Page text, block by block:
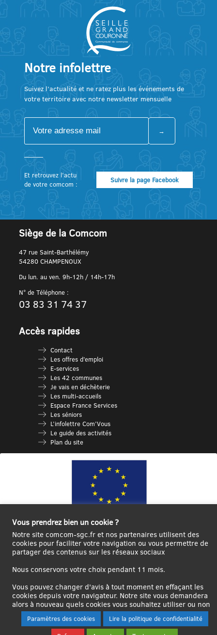
Notre infolettre
Suivez l’actualité et ne ratez plus les événements de
votre territoire avec notre newsletter mensuelle
Et retrouvez l’actu
de votre comcom :
Suivre la page Facebook
Siège de la Comcom
47 rue Saint-Barthélémy
54280 CHAMPENOUX
Du lun. au ven. 9h-12h / 14h-17h
N° de Téléphone :
03 83 31 74 37
Accès rapides
Contact
Les offres d’emploi
E-services
Les 42 communes
Je vais en déchèterie
Les multi-accueils
Espace France Services
Les séniors
L’infolettre Com’Vous
Le guide des activités
Plan du site
Ce site internet a été cofinancé par l’Union européenne avec le Fonds
Européen de Développement Régional à hauteur de 12 572€
connecter|Se
compte
du
Vous prendrez bien un cookie ?
Notre site comcom-sgc.fr et nos partenaires utilisent des
cookies pour faciliter votre navigation ou vous permettre de
partager des contenus sur les réseaux sociaux
Nous conservons votre choix pendant 11 mois.
Vous pouvez changer d'avis à tout moment en effaçant les
cookies depuis votre navigateur. Notre site vous demandera
alors à nouveau quels cookies vous souhaitez utiliser ou non
Paramètres des cookies
Lire la politique de confidentialité